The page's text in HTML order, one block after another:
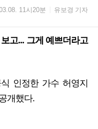
11시20분 유보경 기자
고... 그게 예쁘더라고
인정한 가수 허영지
개했다.